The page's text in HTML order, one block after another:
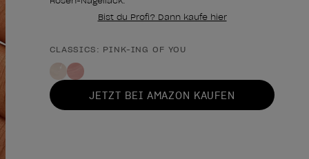
Bist du Profi? Dann kaufe hier
Form des Produkts
CLASSICS: PINK-ING OF YOU
JETZT BEI AMAZON KAUFEN